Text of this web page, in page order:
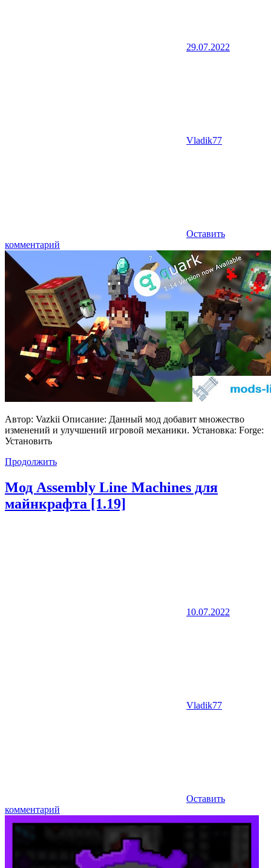
29.07.2022
Vladik77
Оставить
комментарий
Автор: Vazkii Описание: Данный мод добавит множество
изменений и улучшений игровой механики. Установка: Forge:
Установить
Продолжить
Мод Assembly Line Machines для
майнкрафта [1.19]
10.07.2022
Vladik77
Оставить
комментарий